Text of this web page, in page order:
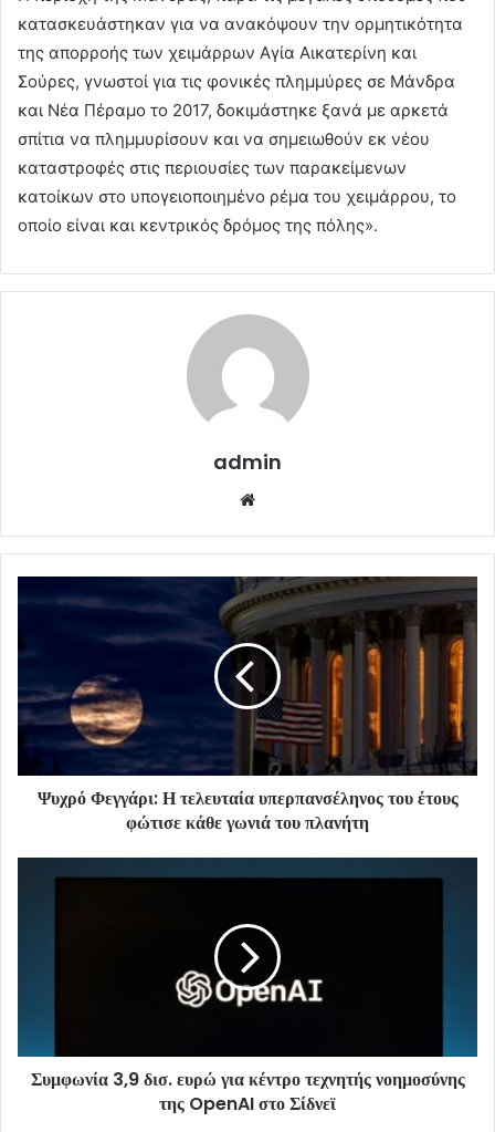
κατασκευάστηκαν για να ανακόψουν την ορμητικότητα
της απορροής των χειμάρρων Αγία Αικατερίνη και
Σούρες, γνωστοί για τις φονικές πλημμύρες σε Μάνδρα
και Νέα Πέραμο το 2017, δοκιμάστηκε ξανά με αρκετά
σπίτια να πλημμυρίσουν και να σημειωθούν εκ νέου
καταστροφές στις περιουσίες των παρακείμενων
κατοίκων στο υπογειοποιημένο ρέμα του χειμάρρου, το
οποίο είναι και κεντρικός δρόμος της πόλης».
admin
Ψυχρό Φεγγάρι: Η τελευταία υπερπανσέληνος του έτους
φώτισε κάθε γωνιά του πλανήτη
Συμφωνία 3,9 δισ. ευρώ για κέντρο τεχνητής νοημοσύνης
της OpenAI στο Σίδνεϊ